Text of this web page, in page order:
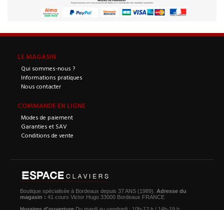
LE MAGASIN
Qui sommes-nous ?
Informations pratiques
Nous contacter
COMMANDE EN LIGNE
Modes de paiement
Garanties et SAV
Conditions de vente
Boutique spécialisée à Bordeaux depuis 37 ANS (1989). Adresse du
magasin : 41 cours Victor Hugo 33000 Bordeaux FRANCE